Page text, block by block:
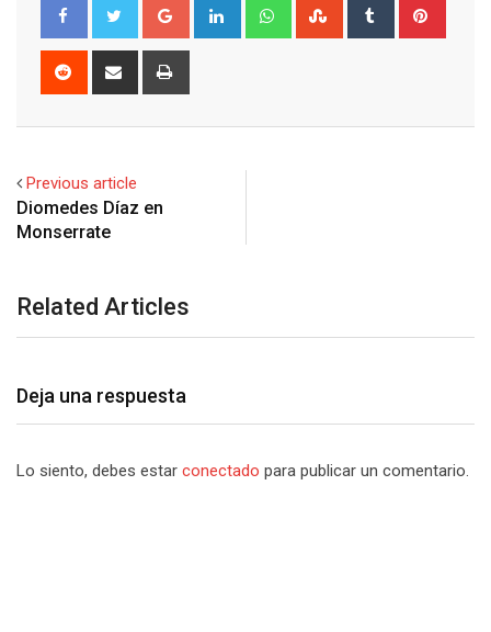
Google+ LinkedIn WhatsappStumbleUpon
Tumblr
Reddit
Share
Previous article
Diomedes Díaz en
Monserrate
Related Articles
Deja una respuesta
Lo siento, debes estar conectado para publicar un comentario.